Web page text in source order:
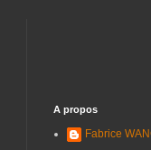
A propos
Fabrice